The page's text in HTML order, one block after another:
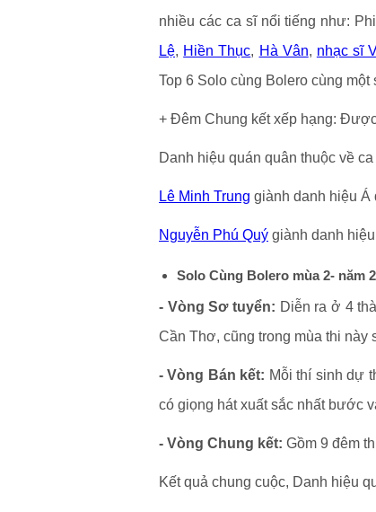
nhiều các ca sĩ nổi tiếng như:
Lệ, Hiền Thục, Hà Vân, nhạc sĩ
Top 6 Solo cùng Bolero cùng một
+ Đêm Chung kết xếp hạng:
Danh hiệu quán quân thuộc về
Lê Minh Trung giành danh hiệu Á
Nguyễn Phú Quý giành danh
Solo Cùng Bolero mùa 2- năm
- Vòng Sơ tuyển: Diễn ra ở 4
Cần Thơ, cũng trong mùa thi
- Vòng Bán kết: Mỗi thí sinh dự
có giọng hát xuất sắc nhất bước
- Vòng Chung kết: Gồm 9 đêm
Kết quả chung cuộc, Danh hiệu